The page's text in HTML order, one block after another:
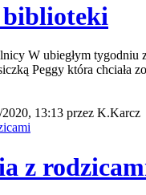
biblioteki
W ubiegłym tygodniu
Peggy która chciała
2020, 13:13 przez K.Karcz
z